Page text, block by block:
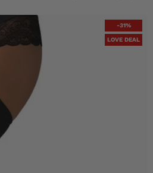
-31%
LOVE DEAL